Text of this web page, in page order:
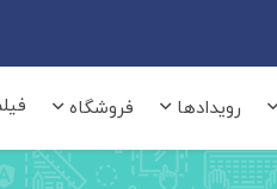
رویدادها فروشگاه